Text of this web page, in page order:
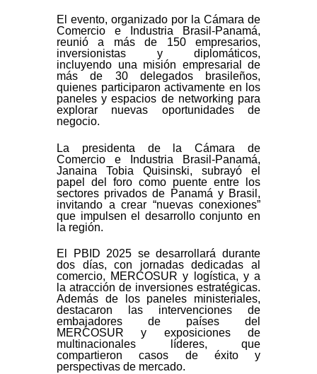
El evento, organizado por la Cámara de
Comercio e Industria Brasil-Panamá,
reunió a más de 150 empresarios,
inversionistas y diplomáticos,
incluyendo una misión empresarial de
más de 30 delegados brasileños,
quienes participaron activamente en los
paneles y espacios de networking para
explorar nuevas oportunidades de
negocio.
La presidenta de la Cámara de
Comercio e Industria Brasil-Panamá,
Janaina Tobia Quisinski, subrayó el
papel del foro como puente entre los
sectores privados de Panamá y Brasil,
invitando a crear “nuevas conexiones”
que impulsen el desarrollo conjunto en
la región.
El PBID 2025 se desarrollará durante
dos días, con jornadas dedicadas al
comercio, MERCOSUR y logística, y a
la atracción de inversiones estratégicas.
Además de los paneles ministeriales,
destacaron las intervenciones de
embajadores de países del
MERCOSUR y exposiciones de
multinacionales líderes, que
compartieron casos de éxito y
perspectivas de mercado.